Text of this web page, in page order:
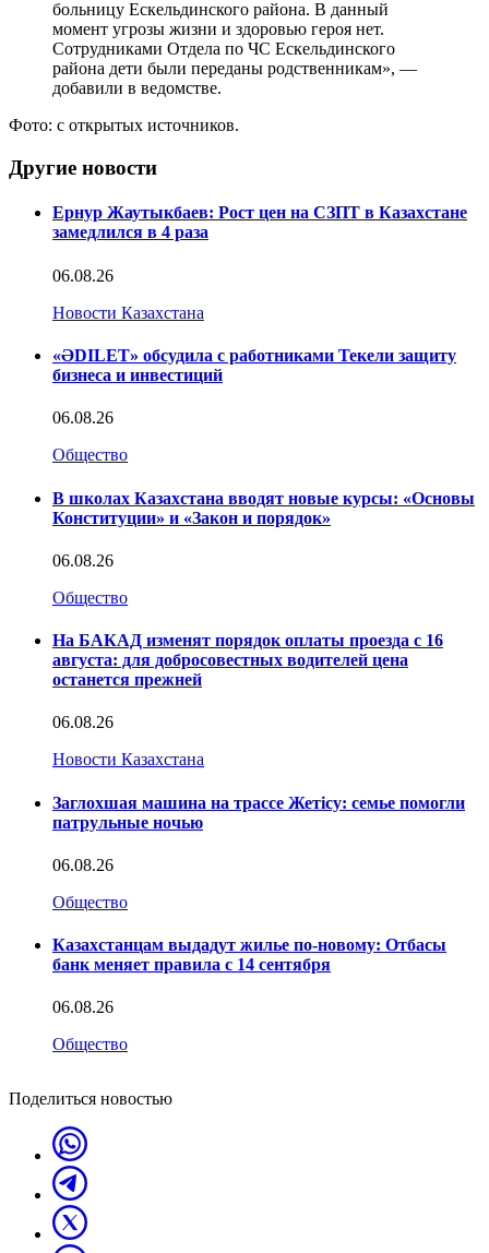
больницу Ескельдинского района. В данный
момент угрозы жизни и здоровью героя нет.
Сотрудниками Отдела по ЧС Ескельдинского
района дети были переданы родственникам», —
добавили в ведомстве.
Фото: с открытых источников.
Другие новости
Ернур Жаутыкбаев: Рост цен на СЗПТ в Казахстане
замедлился в 4 раза
06.08.26
Новости Казахстана
«ӘDILET» обсудила с работниками Текели защиту
бизнеса и инвестиций
06.08.26
Общество
В школах Казахстана вводят новые курсы: «Основы
Конституции» и «Закон и порядок»
06.08.26
Общество
На БАКАД изменят порядок оплаты проезда с 16
августа: для добросовестных водителей цена
останется прежней
06.08.26
Новости Казахстана
Заглохшая машина на трассе Жетісу: семье помогли
патрульные ночью
06.08.26
Общество
Казахстанцам выдадут жилье по-новому: Отбасы
банк меняет правила с 14 сентября
06.08.26
Общество
Поделиться новостью